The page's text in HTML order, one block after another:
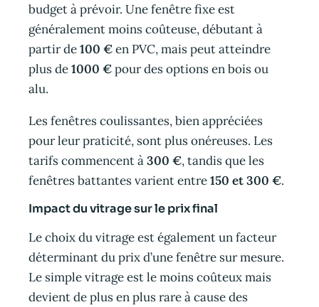
budget à prévoir. Une fenêtre fixe est
généralement moins coûteuse, débutant à
partir de100 €en PVC, mais peut atteindre
plus de1000 €pour des options en bois ou
alu.
Les fenêtres coulissantes, bien appréciées
pour leur praticité, sont plus onéreuses. Les
tarifs commencent à300 €, tandis que les
fenêtres battantes varient entre150 et 300 €.
Impact du vitrage sur le prix final
Le choix du vitrage est également un facteur
déterminant du prix d’une fenêtre sur mesure.
Le simple vitrage est le moins coûteux mais
devient de plus en plus rare à cause des